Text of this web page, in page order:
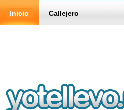
Inicio Callejero